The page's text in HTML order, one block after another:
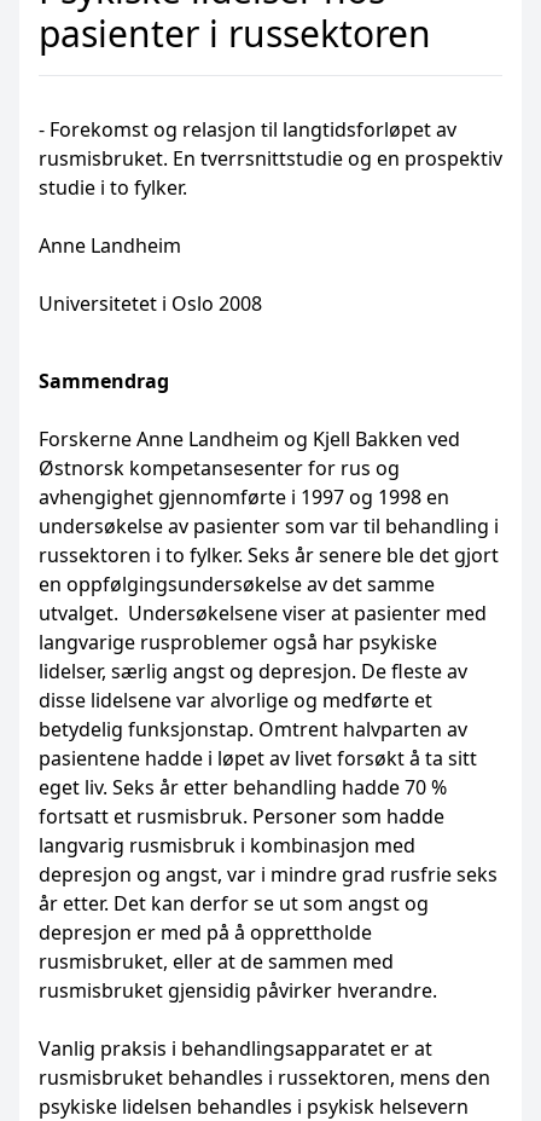
pasienter i russektoren
- Forekomst og relasjon til langtidsforløpet av
rusmisbruket. En tverrsnittstudie og en prospektiv
studie i to fylker.
Anne Landheim
Universitetet i Oslo 2008
Sammendrag
Forskerne Anne Landheim og Kjell Bakken ved
Østnorsk kompetansesenter for rus og
avhengighet gjennomførte i 1997 og 1998 en
undersøkelse av pasienter som var til behandling i
russektoren i to fylker. Seks år senere ble det gjort
en oppfølgingsundersøkelse av det samme
utvalget. Undersøkelsene viser at pasienter med
langvarige rusproblemer også har psykiske
lidelser, særlig angst og depresjon. De fleste av
disse lidelsene var alvorlige og medførte et
betydelig funksjonstap. Omtrent halvparten av
pasientene hadde i løpet av livet forsøkt å ta sitt
eget liv. Seks år etter behandling hadde 70 %
fortsatt et rusmisbruk. Personer som hadde
langvarig rusmisbruk i kombinasjon med
depresjon og angst, var i mindre grad rusfrie seks
år etter. Det kan derfor se ut som angst og
depresjon er med på å opprettholde
rusmisbruket, eller at de sammen med
rusmisbruket gjensidig påvirker hverandre.
Vanlig praksis i behandlingsapparatet er at
rusmisbruket behandles i russektoren, mens den
psykiske lidelsen behandles i psykisk helsevern